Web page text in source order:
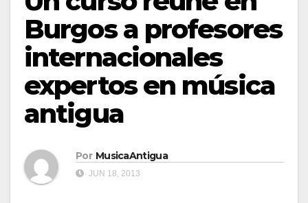
Burgos a profesores
internacionales
expertos en música
antigua
Por MusicaAntigua
JUN 18, 2013